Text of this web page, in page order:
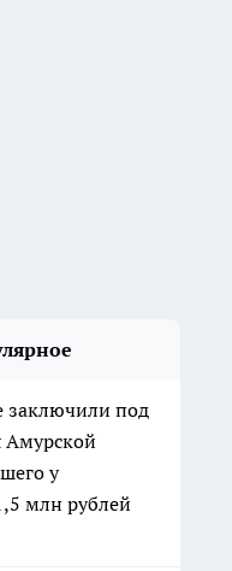
заключили под
Амурской
у
млн рублей